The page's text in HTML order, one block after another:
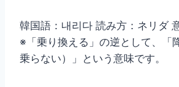
韓国語：내리다 読み方：ネリダ
※「乗り換える」の逆として、「
乗らない）」という意味です。